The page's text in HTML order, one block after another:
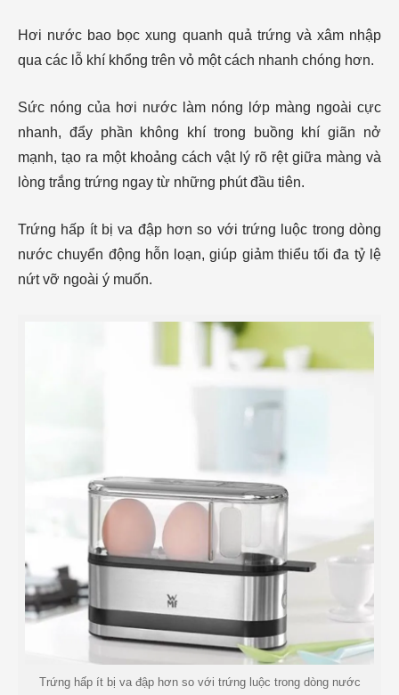
Hơi nước bao bọc xung quanh quả trứng và xâm nhập
qua các lỗ khí khổng trên vỏ một cách nhanh chóng hơn.
Sức nóng của hơi nước làm nóng lớp màng ngoài cực
nhanh, đẩy phần không khí trong buồng khí giãn nở
mạnh, tạo ra một khoảng cách vật lý rõ rệt giữa màng và
lòng trắng trứng ngay từ những phút đầu tiên.
Trứng hấp ít bị va đập hơn so với trứng luộc trong dòng
nước chuyển động hỗn loạn, giúp giảm thiểu tối đa tỷ lệ
nứt vỡ ngoài ý muốn.
Trứng hấp ít bị va đập hơn so với trứng luộc trong dòng nước